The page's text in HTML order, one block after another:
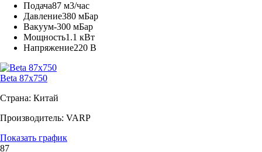
Подача87 м3/час
Давление380 мБар
Вакуум-300 мБар
Мощность1.1 кВт
Напряжение220 В
Beta 87x750
Страна: Китай
Производитель: VARP
Показать график
87